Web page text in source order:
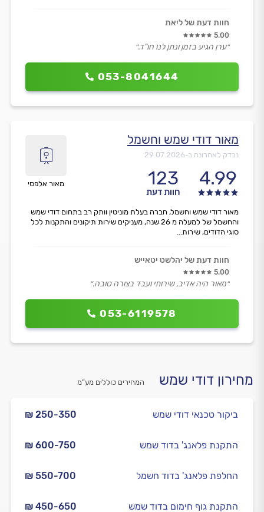
053-8041644
חוות דעת של ליאת
5.00
״ערן הגיע בזמן ונתן לנו חו"ד.״
מאור אלפסי
מאור דודי שמש וחשמל
נבדק לאחרונה ב-29.07.2026
4.99
123
חוות דעת
053-6119578
מאור דודי שמש וחשמל, חברה בעלת מוניטין וותק רב בתחום דודי שמש
והחשמל של למעלה מ 26 שנה, מעניקים שירות תיקונים והתקנות לכל
סוגי הדודים, שירות...
חוות דעת של יהלשט יטאייש
5.00
״מאור היה אדיב, שירותי ועבד בצורה טובה.״
מחירון דודי שמש המחירים כוללים מע”מ
₪ 250-350 ביקור טכנאי דודי שמש
₪ 600-750 התקנת פלאנג' בדוד שמש
₪ 550-700 החלפת פלאנג' בדוד חשמל
₪ 450-650 התקנת גוף חימום בדוד שמש